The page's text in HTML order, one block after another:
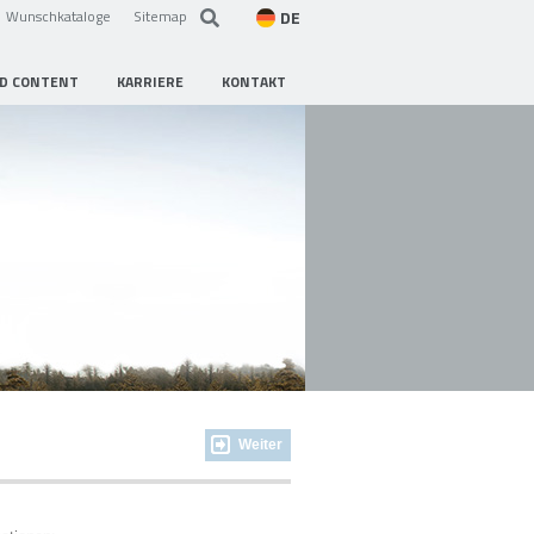
Wunschkataloge Sitemap DE
CONTENT KARRIERE KONTAKT
Weiter